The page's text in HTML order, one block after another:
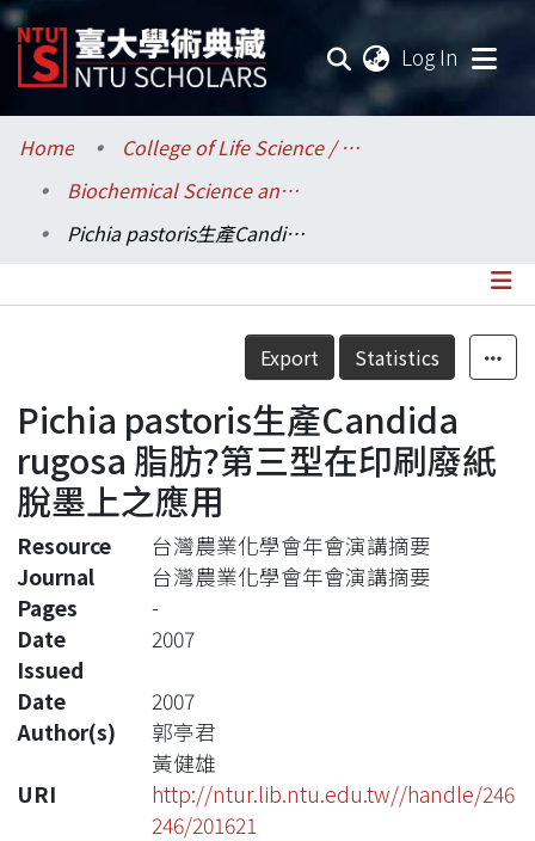
Log In
Communities & Collections
Research Outputs
Statistics
Home
College of Life Science / 生命科學院
Biochemical Science and Technology / 生化科技學系
Pichia pastoris生產Candida rugosa 脂肪?第三型在印刷廢紙脫墨上之應用
Details
Export Statistics
Pichia pastoris生產Candida
rugosa 脂肪?第三型在印刷廢紙
脫墨上之應用
Resource
台灣農業化學會年會演講摘要
Journal
台灣農業化學會年會演講摘要
Pages
-
Date
Issued
2007
Date
2007
Author(s)
郭亭君
黃健雄
URI
http://ntur.lib.ntu.edu.tw//handle/246
246/201621